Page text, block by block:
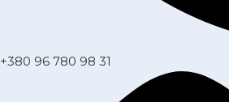
+380 96 780 98 31